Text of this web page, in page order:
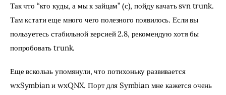
Так что “кто куды, а мы к зайцам” (с), пойду качать svn trunk.
Там кстати еще много чего полезного появилось. Если вы
пользуетесь стабильной версией 2.8, рекомендую хотя бы
попробовать trunk.
Еще вскользь упомянули, что потихоньку развивается
wxSymbian и wxQNX. Порт для Symbian мне кажется очень